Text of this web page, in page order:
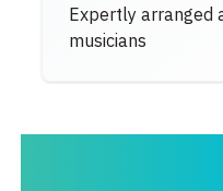
Expertly arranged
musicians